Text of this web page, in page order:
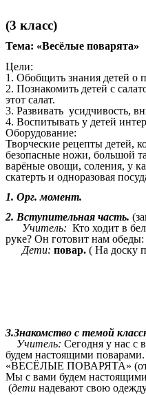
(3 класс)
Тема: «Весёлые поварята»
Цели:
1. Обобщить знания детей о
2. Познакомить детей с
этот салат.
3. Развивать усидчивость,
4. Воспитывать у детей
Оборудование:
Творческие рецепты детей,
безопасные ножи, большой
варёные овощи, соления, у
скатерть и одноразовая
1. Орг. момент.
2. Вступительная часть.
Учитель: Кто ходит в
руке? Он готовит нам
Дети: повар. ( На доску
3.Знакомство с темой
Учитель: Сегодня у нас с
будем настоящими
«ВЕСЁЛЫЕ ПОВАРЯТА»
Мы с вами будем
(дети надевают свою